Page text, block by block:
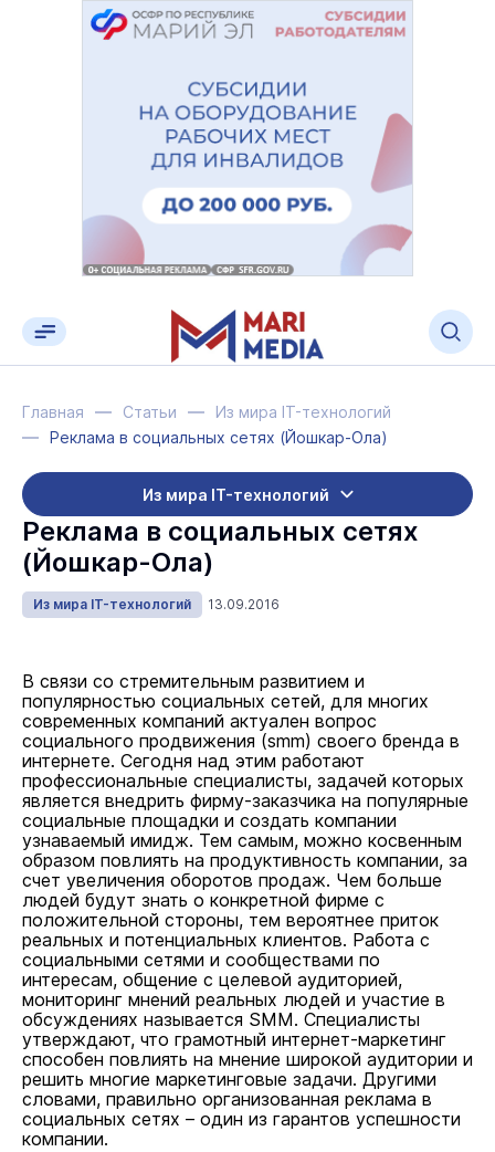
Главная Статьи
Из мира IT-технологий
Реклама в социальных сетях (Йошкар-Ола)
Из мира IT-технологий
Реклама в социальных сетях
(Йошкар-Ола)
Из мира IT-технологий 13.09.2016
В связи со стремительным развитием и
популярностью социальных сетей, для многих
современных компаний актуален вопрос
социального продвижения (smm) своего бренда в
интернете. Сегодня над этим работают
профессиональные специалисты, задачей которых
является внедрить фирму-заказчика на популярные
социальные площадки и создать компании
узнаваемый имидж. Тем самым, можно косвенным
образом повлиять на продуктивность компании, за
счет увеличения оборотов продаж. Чем больше
людей будут знать о конкретной фирме с
положительной стороны, тем вероятнее приток
реальных и потенциальных клиентов. Работа с
социальными сетями и сообществами по
интересам, общение с целевой аудиторией,
мониторинг мнений реальных людей и участие в
обсуждениях называется SMM. Специалисты
утверждают, что грамотный интернет-маркетинг
способен повлиять на мнение широкой аудитории и
решить многие маркетинговые задачи. Другими
словами, правильно организованная реклама в
социальных сетях – один из гарантов успешности
компании.